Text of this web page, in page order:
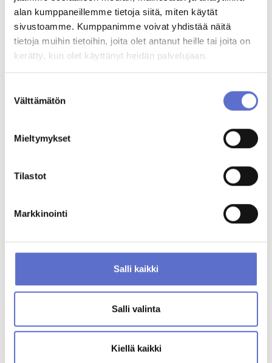
alan kumppaneillemme tietoja siitä, miten käytät
sivustoamme. Kumppanimme voivat yhdistää näitä
tietoja muihin tietoihin, joita olet antanut heille tai joita on
kerätty, kun olet käyttänyt heidän palvelujaan.
valinta
Välttämätön
Mieltymykset
Tilastot
Markkinointi
Salli kaikki
Salli valinta
Kiellä kaikki
FIN
Kim Grön.
Automyyjä
020 506 5031
Ford FIESTA
GASOLINE AUTOMATIC